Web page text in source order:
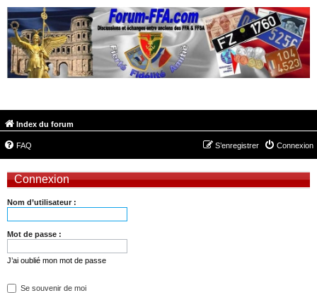
Index du forum
FAQ Connexion
S’enregistrer
Connexion
Nom d’utilisateur :
Mot de passe :
J’ai oublié mon mot de passe
Se souvenir de moi